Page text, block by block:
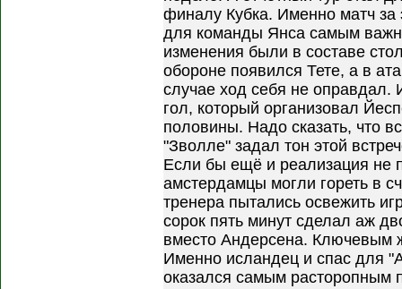
финалу Кубка. Именно матч за
для команды Янса самым
изменения были в составе
обороне появился Тете, а в
случае ход себя не оправдал.
гол, который организовал
половины. Надо сказать, что
"Зволле" задал тон этой
Если бы ещё и реализация не
амстердамцы могли гореть в
тренера пытались освежить
сорок пять минут сделал аж
вместо Андерсена. Ключевым
Именно исландец и спас для
оказался самым расторопным